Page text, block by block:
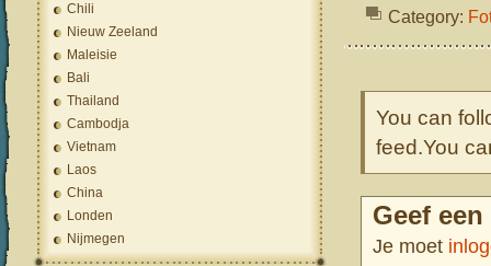
Category:
You can
feed.You
Geef
Je moet
Chili
Nieuw Zeeland
Maleisie
Bali
Thailand
Cambodja
Vietnam
Laos
China
Londen
Nijmegen